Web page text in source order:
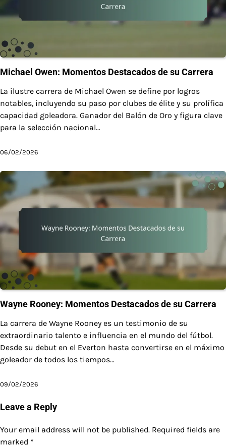
Michael Owen: Momentos Destacados de su Carrera
La ilustre carrera de Michael Owen se define por logros
notables, incluyendo su paso por clubes de élite y su prolífica
capacidad goleadora. Ganador del Balón de Oro y figura clave
para la selección nacional…
06/02/2026
Wayne Rooney: Momentos Destacados de su Carrera
La carrera de Wayne Rooney es un testimonio de su
extraordinario talento e influencia en el mundo del fútbol.
Desde su debut en el Everton hasta convertirse en el máximo
goleador de todos los tiempos…
09/02/2026
Leave a Reply
Your email address will not be published. Required fields are
marked *